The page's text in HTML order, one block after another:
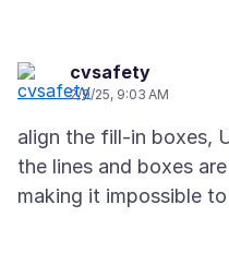
cvsafety
2/9/25, 9:03 AM
align the fill-in boxes,
the lines and boxes